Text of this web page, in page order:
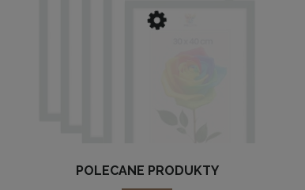
DO KOSZYKA
POLECANE PRODUKTY